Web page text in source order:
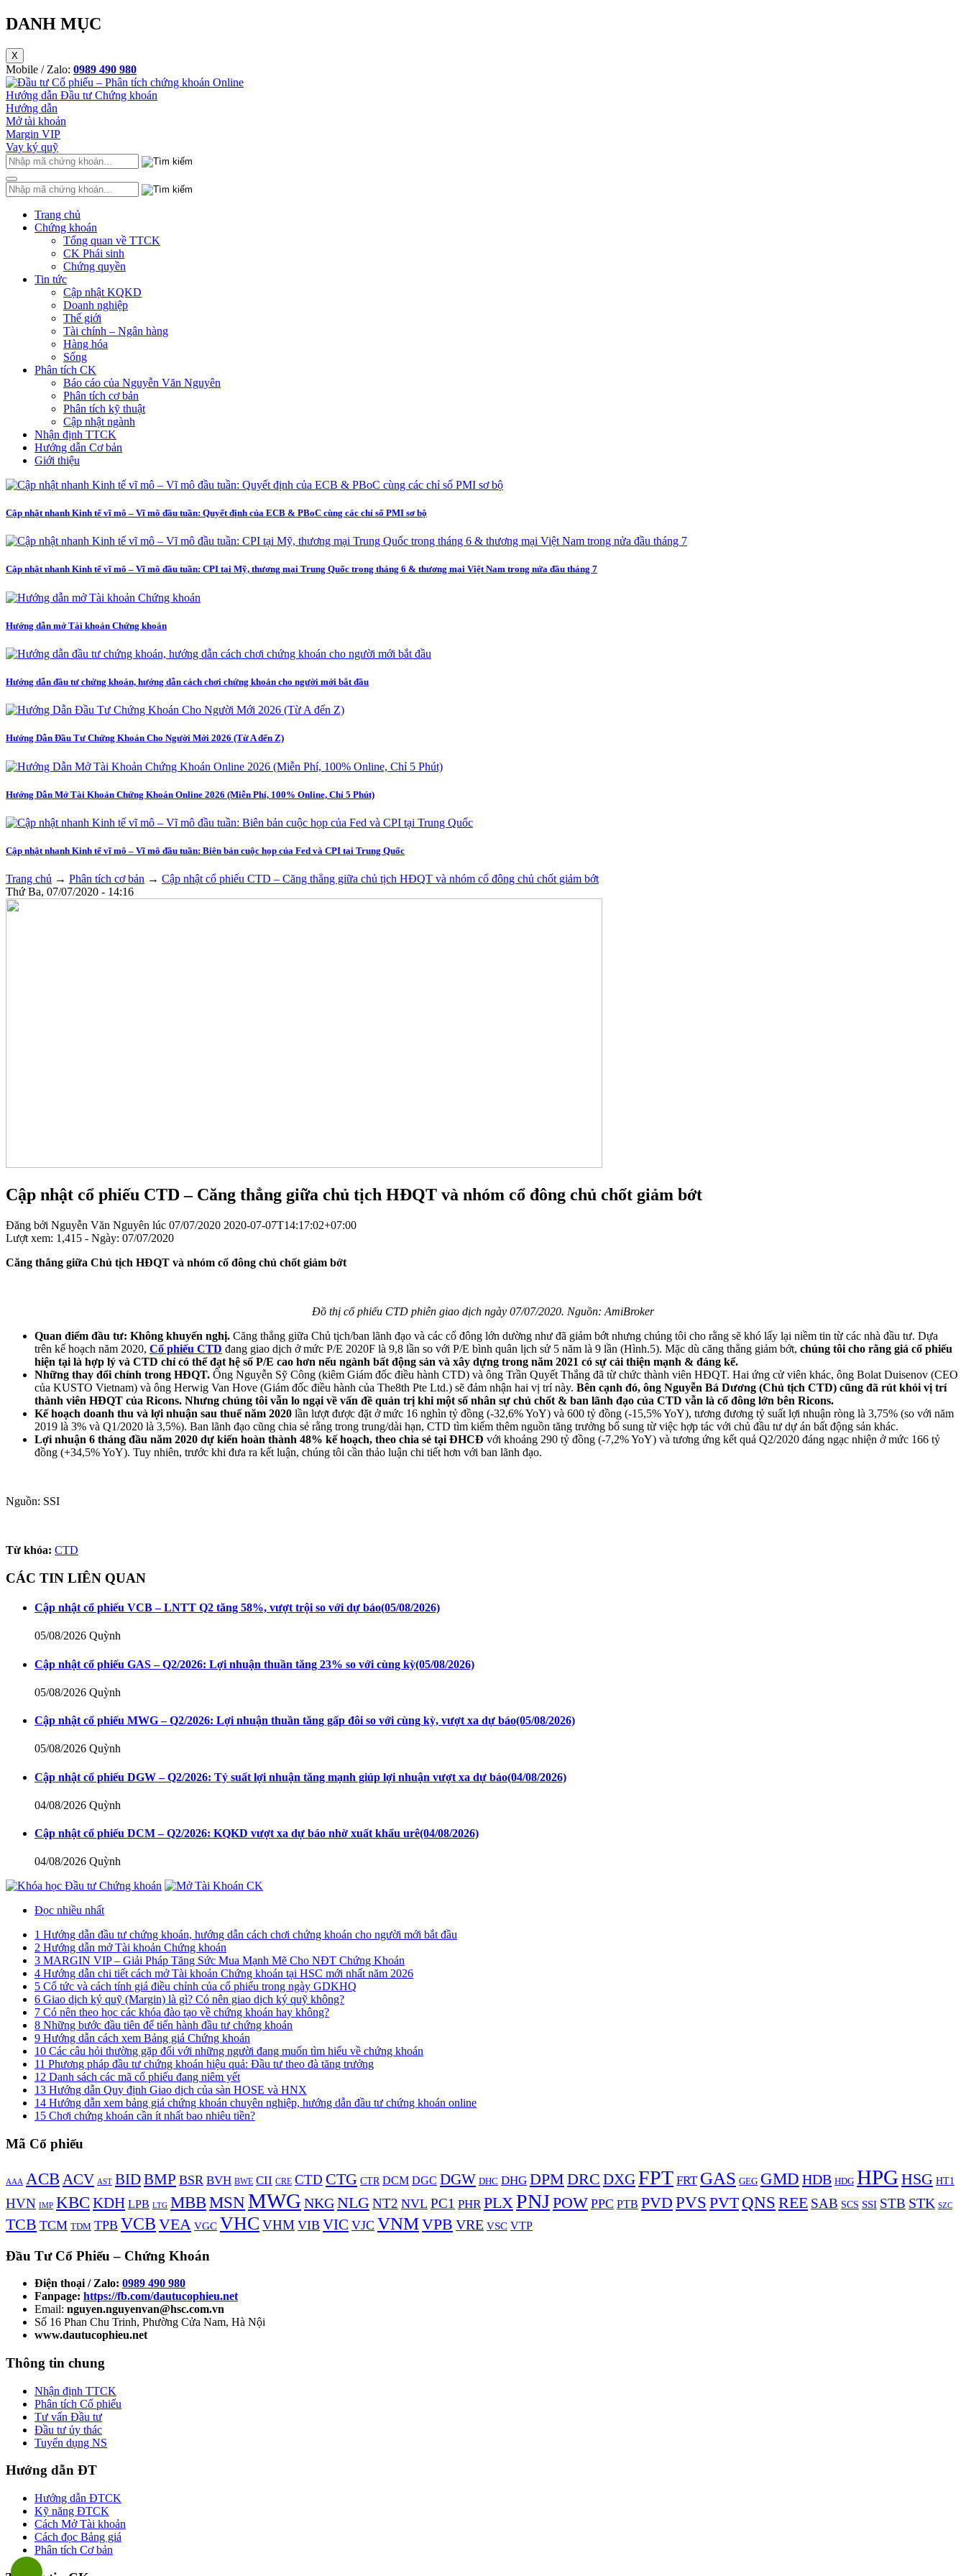
DANH MỤC
X
Mobile / Zalo: 0989 490 980
Hướng dẫn Đầu tư Chứng khoán
Hướng dẫn
Mở tài khoản
Margin VIP
Vay ký quỹ
Trang chủ
Chứng khoán
Tổng quan về TTCK
CK Phái sinh
Chứng quyền
Tin tức
Cập nhật KQKD
Doanh nghiệp
Thế giới
Tài chính – Ngân hàng
Hàng hóa
Sống
Phân tích CK
Báo cáo của Nguyễn Văn Nguyên
Phân tích cơ bản
Phân tích kỹ thuật
Cập nhật ngành
Nhận định TTCK
Hướng dẫn Cơ bản
Giới thiệu
Cập nhật nhanh Kinh tế vĩ mô – Vĩ mô đầu tuần: Quyết định của ECB & PBoC cùng các chỉ số PMI sơ bộ
Cập nhật nhanh Kinh tế vĩ mô – Vĩ mô đầu tuần: CPI tại Mỹ, thương mại Trung Quốc trong tháng 6 & thương mại Việt Nam trong nửa đầu tháng 7
Hướng dẫn mở Tài khoản Chứng khoán
Hướng dẫn đầu tư chứng khoán, hướng dẫn cách chơi chứng khoán cho người mới bắt đầu
Hướng Dẫn Đầu Tư Chứng Khoán Cho Người Mới 2026 (Từ A đến Z)
Hướng Dẫn Mở Tài Khoản Chứng Khoán Online 2026 (Miễn Phí, 100% Online, Chỉ 5 Phút)
Cập nhật nhanh Kinh tế vĩ mô – Vĩ mô đầu tuần: Biên bản cuộc họp của Fed và CPI tại Trung Quốc
Trang chủ → Phân tích cơ bản → Cập nhật cổ phiếu CTD – Căng thẳng giữa chủ tịch HĐQT và nhóm cổ đông chủ chốt giảm bớt
Thứ Ba, 07/07/2020 - 14:16
Cập nhật cổ phiếu CTD – Căng thẳng giữa chủ tịch HĐQT và nhóm cổ đông chủ chốt giảm bớt
Đăng bởi Nguyễn Văn Nguyên lúc 07/07/2020 2020-07-07T14:17:02+07:00
Lượt xem: 1,415 - Ngày: 07/07/2020
Căng thẳng giữa Chủ tịch HĐQT và nhóm cổ đông chủ chốt giảm bớt
Đồ thị cổ phiếu CTD phiên giao dịch ngày 07/07/2020. Nguồn: AmiBroker
Quan điểm đầu tư: Không khuyến nghị. Căng thẳng giữa Chủ tịch/ban lãnh đạo và các cổ đông lớn dường như đã giảm bớt nhưng chúng tôi cho rằng sẽ khó lấy lại niềm tin từ các nhà đầu tư. Dựa
trên kế hoạch năm 2020, Cổ phiếu CTD đang giao dịch ở mức P/E 2020F là 9,8 lần so với P/E bình quân lịch sử 5 năm là 9 lần (Hình.5). Mặc dù căng thẳng giảm bớt, chúng tôi cho rằng giá cổ phiếu
hiện tại là hợp lý và CTD chỉ có thểđạt hệ số P/E cao hơn nếu ngành bất động sản và xây dựng trong năm 2021 có sự cải thiện mạnh & đáng kể.
Những thay đổi chính trong HĐQT. Ông Nguyễn Sỹ Công (kiêm Giám đốc điều hành CTD) và ông Trần Quyết Thắng đã từ chức thành viên HĐQT. Hai ứng cử viên khác, ông Bolat Duisenov (CEO
của KUSTO Vietnam) và ông Herwig Van Hove (Giám đốc điều hành của The8th Pte Ltd.) sẽ đảm nhận hai vị trí này. Bên cạnh đó, ông Nguyễn Bá Dương (Chủ tịch CTD) cũng đã rút khỏi vị trí
thành viên HĐQT của Ricons. Nhưng chúng tôi vẫn lo ngại về vấn đề quản trị khi một số nhân sự chủ chốt & ban lãnh đạo của CTD vẫn là cổ đông lớn bên Ricons.
Kế hoạch doanh thu và lợi nhuận sau thuế năm 2020 lần lượt được đặt ở mức 16 nghìn tỷ đồng (-32,6% YoY) và 600 tỷ đồng (-15,5% YoY), tương đương tỷ suất lợi nhuận ròng là 3,75% (so với năm
2019 là 3% và Q1/2020 là 3,5%). Ban lãnh đạo cũng chia sẻ rằng trong trung/dài hạn, CTD tìm kiếm thêm nguồn tăng trưởng bổ sung từ việc hợp tác với chủ đầu tư dự án bất động sản khác.
Lợi nhuận 6 tháng đầu năm 2020 dự kiến hoàn thành 48% kế hoạch, theo chia sẻ tại ĐHCĐ với khoảng 290 tỷ đồng (-7,2% YoY) và tương ứng kết quả Q2/2020 đáng ngạc nhiện ở mức 166 tỷ
đồng (+34,5% YoY). Tuy nhiên, trước khi đưa ra kết luận, chúng tôi cần thảo luận chi tiết hơn với ban lãnh đạo.
Nguồn: SSI
Từ khóa: CTD
CÁC TIN LIÊN QUAN
Cập nhật cổ phiếu VCB – LNTT Q2 tăng 58%, vượt trội so với dự báo(05/08/2026)
05/08/2026 Quỳnh
Cập nhật cổ phiếu GAS – Q2/2026: Lợi nhuận thuần tăng 23% so với cùng kỳ(05/08/2026)
05/08/2026 Quỳnh
Cập nhật cổ phiếu MWG – Q2/2026: Lợi nhuận thuần tăng gấp đôi so với cùng kỳ, vượt xa dự báo(05/08/2026)
05/08/2026 Quỳnh
Cập nhật cổ phiếu DGW – Q2/2026: Tỷ suất lợi nhuận tăng mạnh giúp lợi nhuận vượt xa dự báo(04/08/2026)
04/08/2026 Quỳnh
Cập nhật cổ phiếu DCM – Q2/2026: KQKD vượt xa dự báo nhờ xuất khẩu urê(04/08/2026)
04/08/2026 Quỳnh
Đọc nhiều nhất
1 Hướng dẫn đầu tư chứng khoán, hướng dẫn cách chơi chứng khoán cho người mới bắt đầu
2 Hướng dẫn mở Tài khoản Chứng khoán
3 MARGIN VIP – Giải Pháp Tăng Sức Mua Mạnh Mẽ Cho NĐT Chứng Khoán
4 Hướng dẫn chi tiết cách mở Tài khoản Chứng khoán tại HSC mới nhất năm 2026
5 Cổ tức và cách tính giá điều chỉnh của cổ phiếu trong ngày GDKHQ
6 Giao dịch ký quỹ (Margin) là gì? Có nên giao dịch ký quỹ không?
7 Có nên theo học các khóa đào tạo về chứng khoán hay không?
8 Những bước đầu tiên để tiến hành đầu tư chứng khoán
9 Hướng dẫn cách xem Bảng giá Chứng khoán
10 Các câu hỏi thường gặp đối với những người đang muốn tìm hiểu về chứng khoán
11 Phương pháp đầu tư chứng khoán hiệu quả: Đầu tư theo đà tăng trưởng
12 Danh sách các mã cổ phiếu đang niêm yết
13 Hướng dẫn Quy định Giao dịch của sàn HOSE và HNX
14 Hướng dẫn xem bảng giá chứng khoán chuyên nghiệp, hướng dẫn đầu tư chứng khoán online
15 Chơi chứng khoán cần ít nhất bao nhiêu tiền?
Mã Cổ phiếu
AAA ACB ACV AST BIDBMP BSR BVH BWE CII CRE CTD CTG CTR DCM DGC DGW DHC DHG DPM DRC DXGFPT FRT GAS GEG GMD HDB HDG HPG HSG HT1
HVN IMP KBC KDH LPB LTG MBBMSNMWG NKGNLGNT2 NVL PC1 PHR PLX PNJPOW PPC PTB PVD PVS PVT QNS REE SAB SCS SSI STB STK SZC
TCB TCM TDM TPB VCB VEA VGC VHC VHM VIB VIC VJC VNMVPB VRE VSC VTP
Đầu Tư Cổ Phiếu – Chứng Khoán
Điện thoại / Zalo: 0989 490 980
Fanpage: https://fb.com/dautucophieu.net
Email: nguyen.nguyenvan@hsc.com.vn
Số 16 Phan Chu Trinh, Phường Cửa Nam, Hà Nội
www.dautucophieu.net
Thông tin chung
Nhận định TTCK
Phân tích Cổ phiếu
Tư vấn Đầu tư
Đầu tư ủy thác
Tuyển dụng NS
Hướng dẫn ĐT
Hướng dẫn ĐTCK
Kỹ năng ĐTCK
Cách Mở Tài khoản
Cách đọc Bảng giá
Phân tích Cơ bản